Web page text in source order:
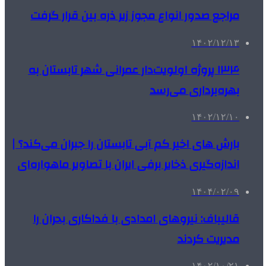
مراجع صدور انواع مجوز زیر ذره بین قرار گرفت
۱۴۰۲/۱۲/۱۳
۱۳۴ پروژه اولویت‌دار عمرانی شهر تابستان به
بهره‌برداری می‌رسد
۱۴۰۲/۱۲/۱۰
بارش های اخیر کم آبی تابستان را جبران می‌کند؟ |
اندازه‌گیری ذخایر برفی ایران با تصاویر ماهواره‌ای
۱۴۰۴/۰۲/۰۹
قالیباف: نیروهای امدادی با فداکاری بحران را
مدیریت کردند